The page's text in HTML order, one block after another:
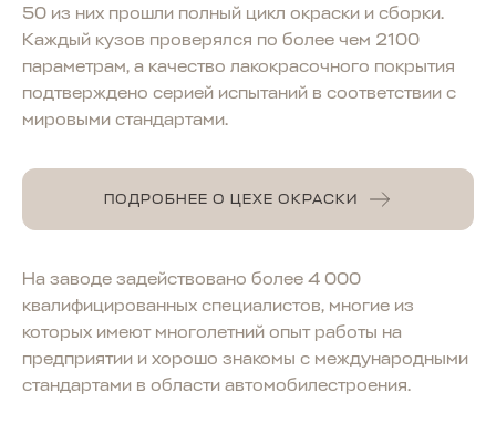
50 из них прошли полный цикл окраски и сборки.
Каждый кузов проверялся по более чем 2100
параметрам, а качество лакокрасочного покрытия
подтверждено серией испытаний в соответствии с
мировыми стандартами.
ПОДРОБНЕЕ О ЦЕХЕ ОКРАСКИ
На заводе задействовано более 4 000
квалифицированных специалистов, многие из
которых имеют многолетний опыт работы на
предприятии и хорошо знакомы с международными
стандартами в области автомобилестроения.